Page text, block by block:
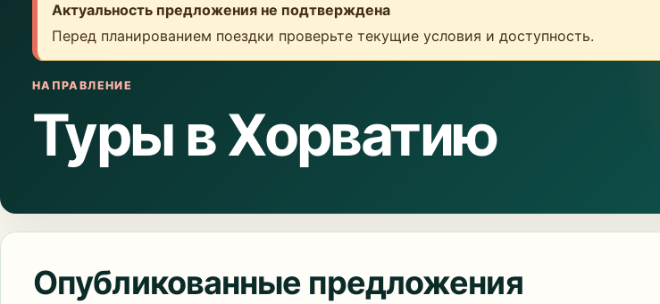
Актуальность предложения не подтверждена
Перед планированием поездки проверьте текущие условия и доступность.
НАПРАВЛЕНИЕ
Туры в Хорватию
Опубликованные предложения